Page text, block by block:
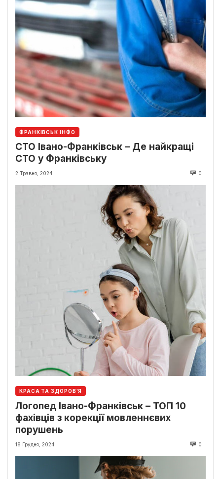
ФРАНКІВСЬК ІНФО
СТО Івано-Франківськ – Де найкращі
СТО у Франківську
2 Травня, 2024 0
КРАСА ТА ЗДОРОВ'Я
Логопед Івано-Франківськ – ТОП 10
фахівців з корекції мовленнєвих
порушень
18 Грудня, 2024 0